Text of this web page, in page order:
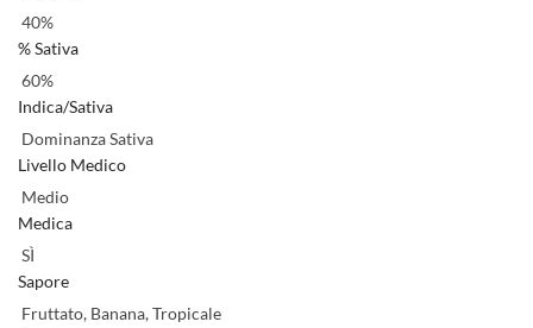
40%
% Sativa
60%
Indica/Sativa
Dominanza Sativa
Livello Medico
Medio
Medica
SÌ
Sapore
Fruttato, Banana, Tropicale